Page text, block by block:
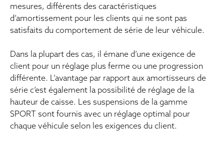
mesures, différents des caractéristiques
d’amortissement pour les clients qui ne sont pas
satisfaits du comportement de série de leur véhicule.
Dans la plupart des cas, il émane d’une exigence de
client pour un réglage plus ferme ou une progression
différente. L’avantage par rapport aux amortisseurs de
série c’est également la possibilité de réglage de la
hauteur de caisse. Les suspensions de la gamme
SPORT sont fournis avec un réglage optimal pour
chaque véhicule selon les exigences du client.